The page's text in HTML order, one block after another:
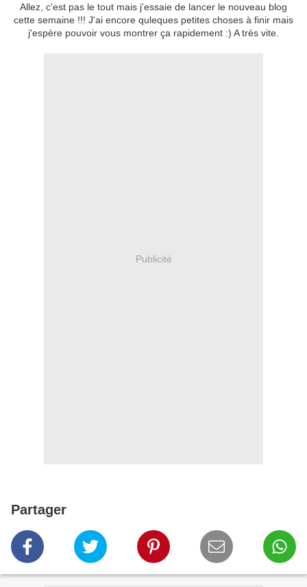
Allez, c'est pas le tout mais j'essaie de lancer le nouveau blog
cette semaine !!! J'ai encore quleques petites choses à finir mais
j'espère pouvoir vous montrer ça rapidement :) A très vite.
Publicité
Partager